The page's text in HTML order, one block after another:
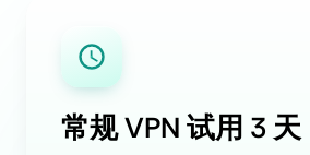
常规 VPN 试用 3 天